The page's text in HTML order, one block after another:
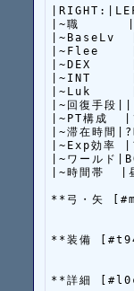
|~職
|~BaseLv
|~Flee
|~DEX
|~INT
|~Luk
|~回復手段||
|~PT構成  |
|~滞在時間|?
|~Exp効率
|~ワールド
|~時間帯  |
**弓・矢
**装備
**詳細